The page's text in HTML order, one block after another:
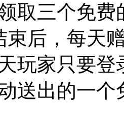
取三个免费
束后，每天
玩家只要登
送出的一个